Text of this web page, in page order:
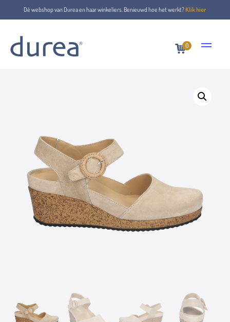
Dé webshop van Durea en haar winkeliers. Benieuwd hoe het werkt?Klik hier
0
Home Bandschoenen